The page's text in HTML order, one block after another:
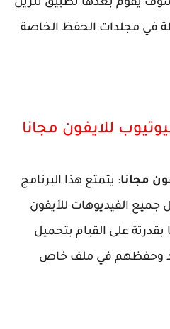
في مجلدات الحفظ الخاصة
للايفون مجانا
مجانا: يتمتع هذا البرنامج
جميع الفيديوهات للأيفون
على القيام بتحميل
وحفظهم في ملف خاص